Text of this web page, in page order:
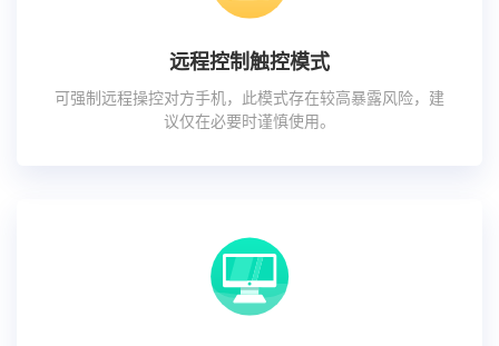
远程控制触控模式
可强制远程操控对方手机，此模式存在较高暴露风险，建
议仅在必要时谨慎使用。